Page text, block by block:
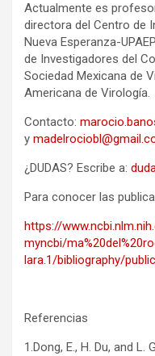
Actualmente es
directora del Centro de
Nueva Esperanza-
de Investigadores del
Sociedad Mexicana de
Americana de Virología.
Contacto:
y
¿DUDAS? Escribe a:
Para conocer las
https://
myncbi/
lara.1/bibliography/
Referencias
1.Dong, E., H. Du, and L.